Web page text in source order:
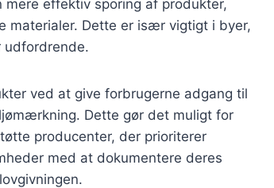
mere effektiv sporing af produkter,
materialer. Dette er især vigtigt i byer,
udfordrende.
ved at give forbrugerne adgang til
Dette gør det muligt for
producenter, der prioriterer
med at dokumentere deres